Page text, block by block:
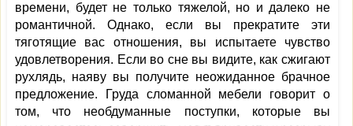
времени, будет не только тяжелой, но и далеко не
романтичной. Однако, если вы прекратите эти
тяготящие вас отношения, вы испытаете чувство
удовлетворения. Если во сне вы видите, как сжигают
рухлядь, наяву вы получите неожиданное брачное
предложение. Груда сломанной мебели говорит о
том, что необдуманные поступки, которые вы